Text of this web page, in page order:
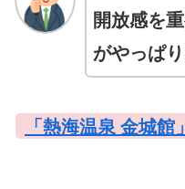
開放感を
がやっぱ
「熱海温泉 金城